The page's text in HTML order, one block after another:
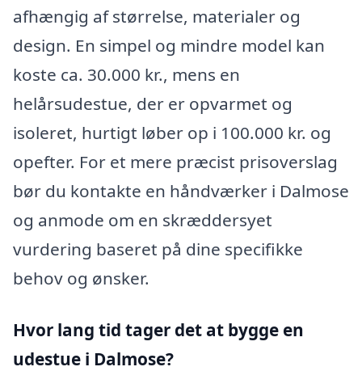
afhængig af størrelse, materialer og
design. En simpel og mindre model kan
koste ca. 30.000 kr., mens en
helårsudestue, der er opvarmet og
isoleret, hurtigt løber op i 100.000 kr. og
opefter. For et mere præcist prisoverslag
bør du kontakte en håndværker i Dalmose
og anmode om en skræddersyet
vurdering baseret på dine specifikke
behov og ønsker.
Hvor lang tid tager det at bygge en
udestue i Dalmose?